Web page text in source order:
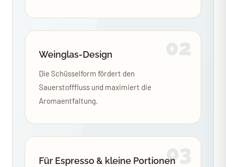
02
Weinglas-Design
Die Schüsselform fördert den
Sauerstofffluss und maximiert die
Aromaentfaltung.
03
Für Espresso & kleine Portionen